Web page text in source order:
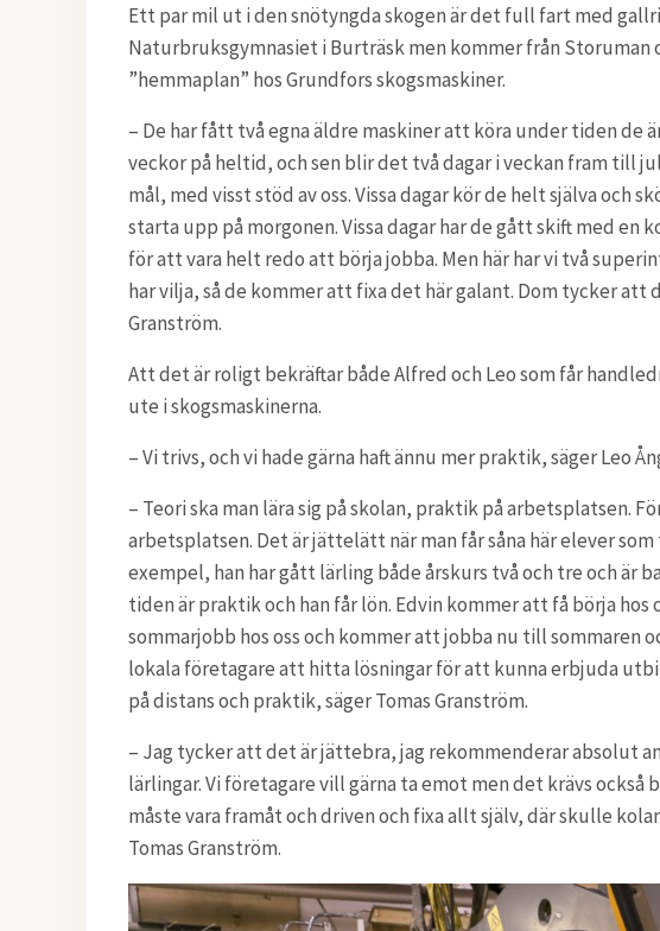
Ett par mil ut i den snötyngda skogen är det full fart med
Naturbruksgymnasiet i Burträsk men kommer från Storuman
”hemmaplan” hos Grundfors skogsmaskiner.
– De har fått två egna äldre maskiner att köra under tiden de
veckor på heltid, och sen blir det två dagar i veckan fram till
mål, med visst stöd av oss. Vissa dagar kör de helt själva
starta upp på morgonen. Vissa dagar har de gått skift med en
för att vara helt redo att börja jobba. Men här har vi två
har vilja, så de kommer att fixa det här galant. Dom tycker att
Granström.
Att det är roligt bekräftar både Alfred och Leo som får
ute i skogsmaskinerna.
– Vi trivs, och vi hade gärna haft ännu mer praktik, säger Leo
– Teori ska man lära sig på skolan, praktik på arbetsplatsen.
arbetsplatsen. Det är jättelätt när man får såna här elever
exempel, han har gått lärling både årskurs två och tre och är
tiden är praktik och han får lön. Edvin kommer att få börja hos
sommarjobb hos oss och kommer att jobba nu till sommaren
lokala företagare att hitta lösningar för att kunna erbjuda
på distans och praktik, säger Tomas Granström.
– Jag tycker att det är jättebra, jag rekommenderar absolut
lärlingar. Vi företagare vill gärna ta emot men det krävs också
måste vara framåt och driven och fixa allt själv, där skulle
Tomas Granström.